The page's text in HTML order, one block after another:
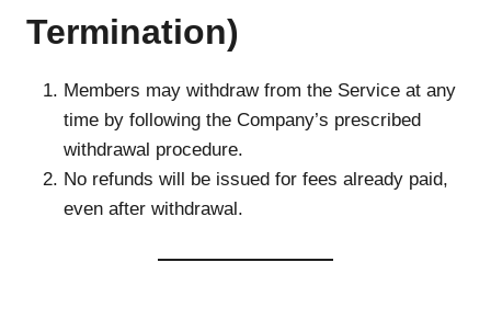
Termination)
Members may withdraw from the Service at any
time by following the Company’s prescribed
withdrawal procedure.
No refunds will be issued for fees already paid,
even after withdrawal.